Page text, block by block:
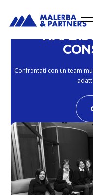
HAI
Confrontati con un team